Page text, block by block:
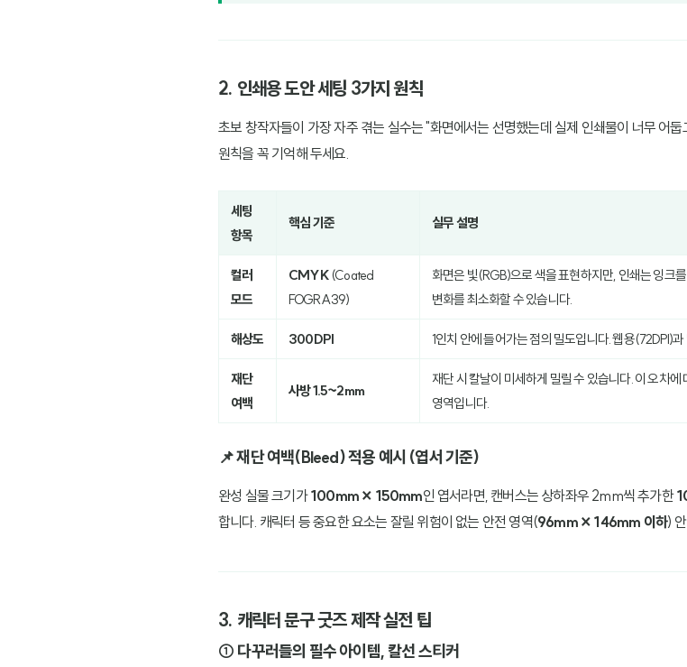
2. 인쇄용 도안 세팅 3가지 원칙
초보 창작자들이 가장 자주 겪는 실수는 "화면에서는 선명했는데 실제 인쇄물이 너무 어
원칙을 꼭 기억해 두세요.
세팅
항목
핵심 기준 실무 설명
컬러
모드
CMYK(Coated
FOGRA39)
화면은 빛(RGB)으로 색을 표현하지만, 인쇄는 잉크
변화를 최소화할 수 있습니다.
해상도 300DPI 1인치 안에 들어가는 점의 밀도입니다. 웹용(72DPI)
재단
여백
사방 1.5~2mm
재단 시 칼날이 미세하게 밀릴 수 있습니다. 이 오차
영역입니다.
📌 재단 여백(Bleed) 적용 예시 (엽서 기준)
완성 실물 크기가100mm × 150mm인 엽서라면, 캔버스는 상하좌우 2mm씩 추가한
합니다. 캐릭터 등 중요한 요소는 잘릴 위험이 없는 안전 영역(96mm × 146mm 이하)
3. 캐릭터 문구 굿즈 제작 실전 팁
① 다꾸러들의 필수 아이템, 칼선 스티커